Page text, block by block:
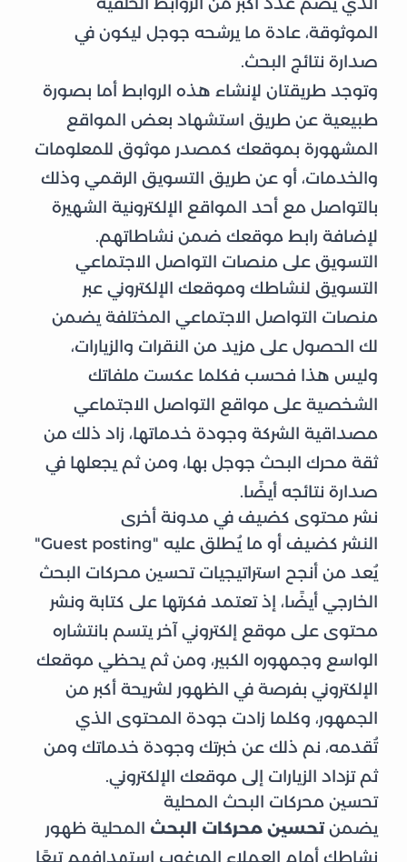
الموثوقة، عادة ما يرشحه جوجل ليكون في
صدارة نتائج البحث.
وتوجد طريقتان لإنشاء هذه الروابط أما بصورة
طبيعية عن طريق استشهاد بعض المواقع
المشهورة بموقعك كمصدر موثوق للمعلومات
والخدمات، أو عن طريق التسويق الرقمي وذلك
بالتواصل مع أحد المواقع الإلكترونية الشهيرة
لإضافة رابط موقعك ضمن نشاطاتهم.
التسويق على منصات التواصل الاجتماعي
التسويق لنشاطك وموقعك الإلكتروني عبر
منصات التواصل الاجتماعي المختلفة يضمن
لك الحصول على مزيد من النقرات والزيارات،
وليس هذا فحسب فكلما عكست ملفاتك
الشخصية على مواقع التواصل الاجتماعي
مصداقية الشركة وجودة خدماتها، زاد ذلك من
ثقة محرك البحث جوجل بها، ومن ثم يجعلها في
صدارة نتائجه أيضًا.
نشر محتوى كضيف في مدونة أخرى
النشر كضيف أو ما يُطلق عليه "Guest posting"
يُعد من أنجح استراتيجيات تحسين محركات البحث
الخارجي أيضًا، إذ تعتمد فكرتها على كتابة ونشر
محتوى على موقع إلكتروني آخر يتسم بانتشاره
الواسع وجمهوره الكبير، ومن ثم يحظي موقعك
الإلكتروني بفرصة في الظهور لشريحة أكبر من
الجمهور، وكلما زادت جودة المحتوى الذي
تُقدمه، نم ذلك عن خبرتك وجودة خدماتك ومن
ثم تزداد الزيارات إلى موقعك الإلكتروني.
تحسين محركات البحث المحلية
يضمنتحسين محركات البحث المحلية ظهور
نشاطك أمام العملاء المرغوب استهدافهم تبعًا